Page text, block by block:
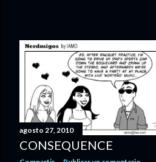
t
r
a
agosto 27, 2010
CONSEQUENCE